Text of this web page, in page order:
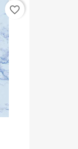
favorite_border